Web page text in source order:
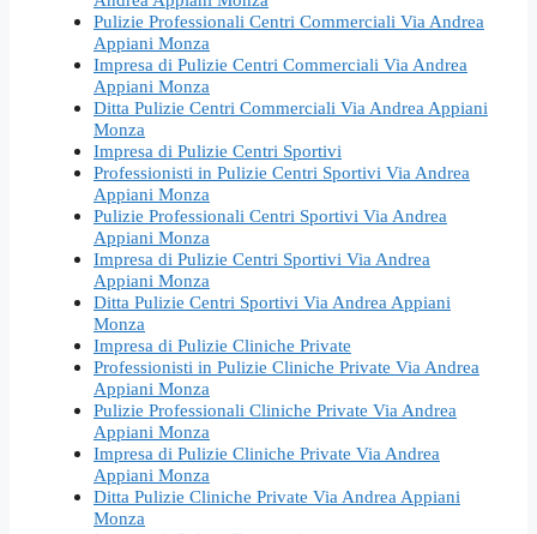
Pulizie Professionali Centri Commerciali Via Andrea
Appiani Monza
Impresa di Pulizie Centri Commerciali Via Andrea
Appiani Monza
Ditta Pulizie Centri Commerciali Via Andrea Appiani
Monza
Impresa di Pulizie Centri Sportivi
Professionisti in Pulizie Centri Sportivi Via Andrea
Appiani Monza
Pulizie Professionali Centri Sportivi Via Andrea
Appiani Monza
Impresa di Pulizie Centri Sportivi Via Andrea
Appiani Monza
Ditta Pulizie Centri Sportivi Via Andrea Appiani
Monza
Impresa di Pulizie Cliniche Private
Professionisti in Pulizie Cliniche Private Via Andrea
Appiani Monza
Pulizie Professionali Cliniche Private Via Andrea
Appiani Monza
Impresa di Pulizie Cliniche Private Via Andrea
Appiani Monza
Ditta Pulizie Cliniche Private Via Andrea Appiani
Monza